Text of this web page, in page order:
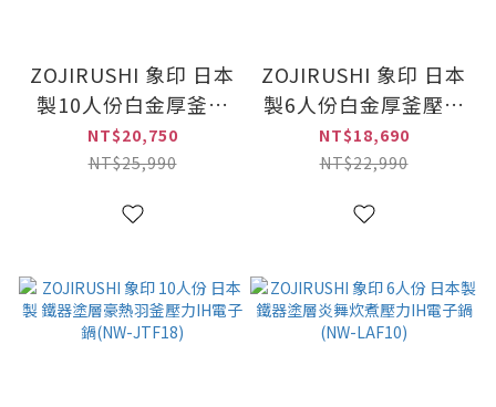
ZOJIRUSHI 象印 日本
製10人份白金厚釜壓
力IH電子鍋(NW-
JBF18)
NT$20,750
NT$25,990
ZOJIRUSHI 象印 日本
製6人份白金厚釜壓力
IH電子鍋(NW-JBF10)
NT$18,690
NT$22,990